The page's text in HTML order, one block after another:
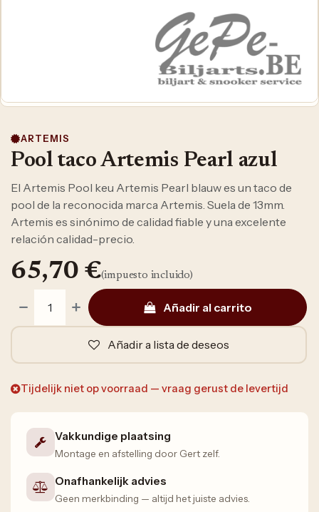
ARTEMIS
Pool taco Artemis Pearl azul
El Artemis Pool keu Artemis Pearl blauw es un taco de
pool de la reconocida marca Artemis. Suela de 13mm.
Artemis es sinónimo de calidad fiable y una excelente
relación calidad-precio.
Añadir al carrito
Añadir a lista de deseos
65,70 €(impuesto incluido)
Tijdelijk niet op voorraad — vraag gerust de levertijd
Vakkundige plaatsing
Montage en afstelling door Gert zelf.
Onafhankelijk advies
Geen merkbinding — altijd het juiste advies.